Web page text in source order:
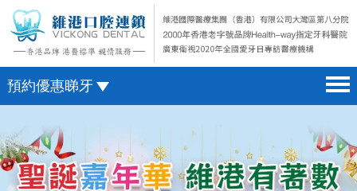
預約優惠睇牙
首頁 home page
醫院簡介 hospital introduction
澳門電話預約
微信預約